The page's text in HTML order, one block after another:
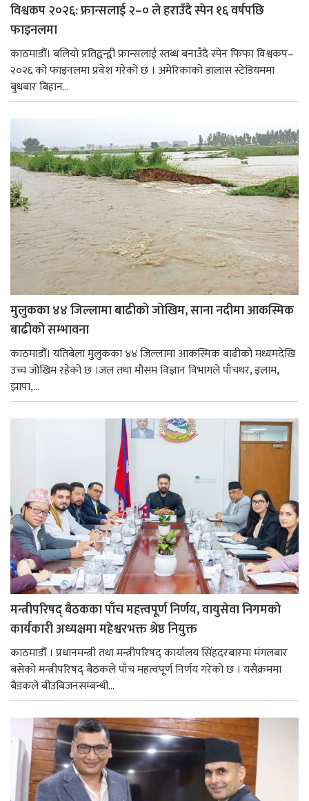
विश्वकप २०२६: फ्रान्सलाई २–० ले हराउँदै स्पेन १६ वर्षपछि
फाइनलमा
काठमाडौँ। बलियो प्रतिद्वन्द्वी फ्रान्सलाई स्तब्ध बनाउँदै स्पेन फिफा विश्वकप–
२०२६ को फाइनलमा प्रवेश गरेको छ । अमेरिकाको डालास स्टेडियममा
बुधबार बिहान...
मुलुकका ४४ जिल्लामा बाढीको जोखिम, साना नदीमा आकस्मिक
बाढीको सम्भावना
काठमाडौँ। यतिबेला मुलुकका ४४ जिल्लामा आकस्मिक बाढीको मध्यमदेखि
उच्च जोखिम रहेको छ ।जल तथा मौसम विज्ञान विभागले पाँचथर, इलाम,
झापा,...
मन्त्रीपरिषद् बैठकका पाँच महत्त्वपूर्ण निर्णय, वायुसेवा निगमको
कार्यकारी अध्यक्षमा महेश्वरभक्त श्रेष्ठ नियुक्त
काठमाडौँ । प्रधानमन्त्री तथा मन्त्रीपरिषद् कार्यालय सिंहदरबारमा मंगलबार
बसेको मन्त्रीपरिषद् बैठकले पाँच महत्वपूर्ण निर्णय गरेको छ । यसैक्रममा
बैडकले बीउबिजनसम्बन्धी...